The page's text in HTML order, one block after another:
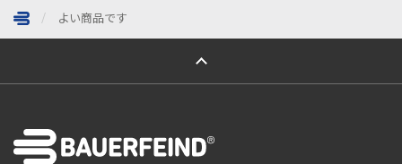
よい商品です
ページトップへ